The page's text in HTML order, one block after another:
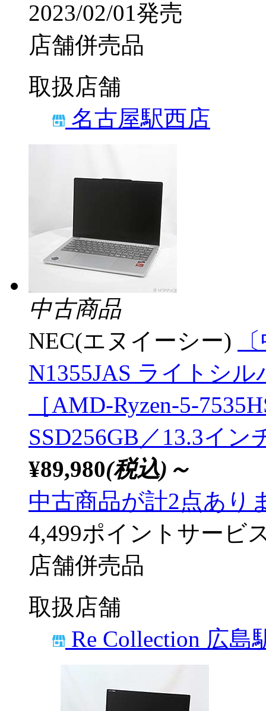
2023/02/01発売
店舗併売品
取扱店舗
名古屋駅西店
中古商品
NEC(エヌイーシー)
N1355JAS ライトシル
［AMD-Ryzen-5-
SSD256GB／13.3イン
¥89,980(税込)～
中古商品が計2点あり
4,499ポイントサービ
店舗併売品
取扱店舗
Re Collection 広島